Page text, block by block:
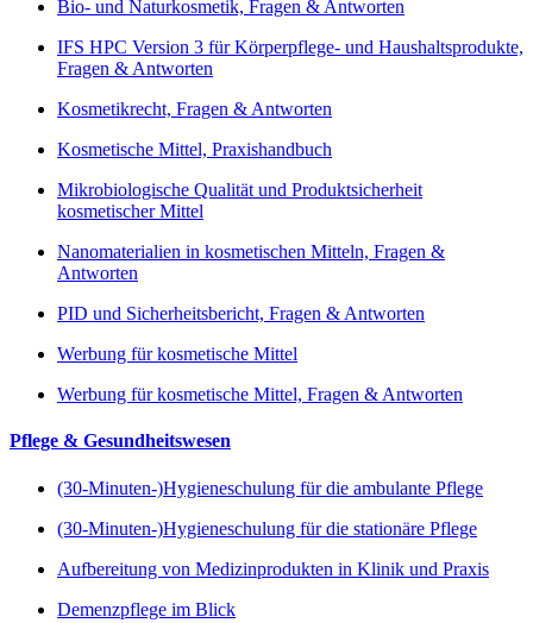
Bio- und Naturkosmetik, Fragen & Antworten
IFS HPC Version 3 für Körperpflege- und Haushaltsprodukte,
Fragen & Antworten
Kosmetikrecht, Fragen & Antworten
Kosmetische Mittel, Praxishandbuch
Mikrobiologische Qualität und Produktsicherheit
kosmetischer Mittel
Nanomaterialien in kosmetischen Mitteln, Fragen &
Antworten
PID und Sicherheitsbericht, Fragen & Antworten
Werbung für kosmetische Mittel
Werbung für kosmetische Mittel, Fragen & Antworten
Pflege & Gesundheitswesen
(30-Minuten-)Hygieneschulung für die ambulante Pflege
(30-Minuten-)Hygieneschulung für die stationäre Pflege
Aufbereitung von Medizinprodukten in Klinik und Praxis
Demenzpflege im Blick